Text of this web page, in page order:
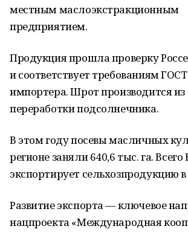
местным маслоэкстракционным
предприятием.
Продукция прошла проверку
и соответствует требованиям
импортера. Шрот производится из
переработки подсолнечника.
В этом году посевы масличных
регионе заняли 640,6 тыс. га.
экспортирует сельхозпродукцию в
Развитие экспорта — ключевое
нацпроекта «Международная